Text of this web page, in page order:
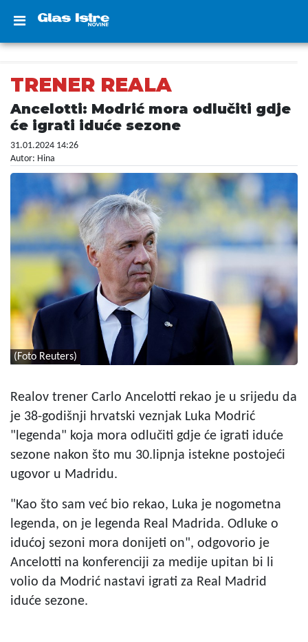
TRENER REALA
Ancelotti: Modrić mora odlučiti gdje
će igrati iduće sezone
31.01.2024 14:26
Autor: Hina
(Foto Reuters)
Realov trener Carlo Ancelotti rekao je u srijedu da
je 38-godišnji hrvatski veznjak Luka Modrić
"legenda" koja mora odlučiti gdje će igrati iduće
sezone nakon što mu 30.lipnja istekne postojeći
ugovor u Madridu.
"Kao što sam već bio rekao, Luka je nogometna
legenda, on je legenda Real Madrida. Odluke o
idućoj sezoni mora donijeti on", odgovorio je
Ancelotti na konferenciji za medije upitan bi li
volio da Modrić nastavi igrati za Real Madrid
iduće sezone.